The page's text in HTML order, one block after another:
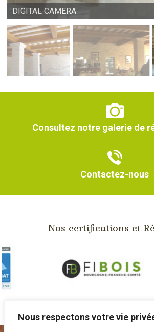
Nous respectons votre vie
DIGITAL CAMERA
DIGITAL CAMERA
Consultez notre galerie de
Contactez-nous
Nos certifications et